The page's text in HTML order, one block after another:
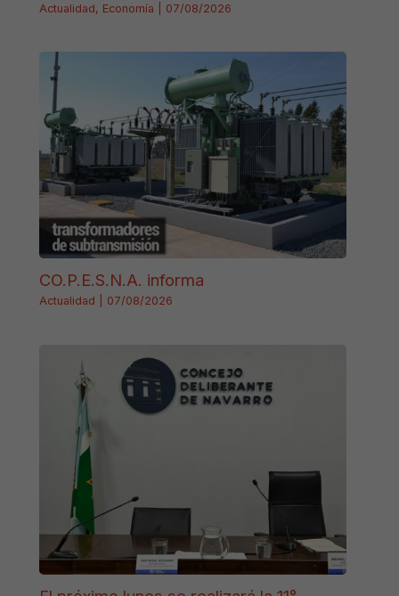
Actualidad, Economía 07/08/2026
CO.P.E.S.N.A. informa
Actualidad 07/08/2026